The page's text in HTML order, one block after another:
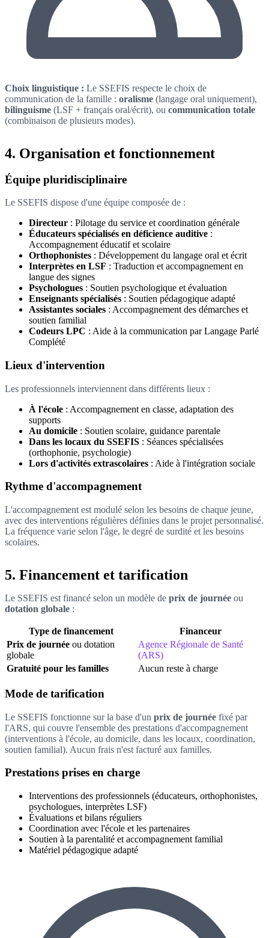
Choix linguistique : Le SSEFIS respecte le choix de
communication de la famille : oralisme (langage oral uniquement),
bilinguisme (LSF + français oral/écrit), ou communication totale
(combinaison de plusieurs modes).
4. Organisation et fonctionnement
Équipe pluridisciplinaire
Le SSEFIS dispose d'une équipe composée de :
Directeur : Pilotage du service et coordination générale
Éducateurs spécialisés en déficience auditive :
Accompagnement éducatif et scolaire
Orthophonistes : Développement du langage oral et écrit
Interprètes en LSF : Traduction et accompagnement en
langue des signes
Psychologues : Soutien psychologique et évaluation
Enseignants spécialisés : Soutien pédagogique adapté
Assistantes sociales : Accompagnement des démarches et
soutien familial
Codeurs LPC : Aide à la communication par Langage Parlé
Complété
Lieux d'intervention
Les professionnels interviennent dans différents lieux :
À l'école : Accompagnement en classe, adaptation des
supports
Au domicile : Soutien scolaire, guidance parentale
Dans les locaux du SSEFIS : Séances spécialisées
(orthophonie, psychologie)
Lors d'activités extrascolaires : Aide à l'intégration sociale
Rythme d'accompagnement
L'accompagnement est modulé selon les besoins de chaque jeune,
avec des interventions régulières définies dans le projet personnalisé.
La fréquence varie selon l'âge, le degré de surdité et les besoins
scolaires.
5. Financement et tarification
Le SSEFIS est financé selon un modèle de prix de journée ou
dotation globale :
Type de financement
Financeur
Prix de journée ou dotation
globale
Agence Régionale de Santé
(ARS)
Gratuité pour les familles
Aucun reste à charge
Mode de tarification
Le SSEFIS fonctionne sur la base d'un prix de journée fixé par
l'ARS, qui couvre l'ensemble des prestations d'accompagnement
(interventions à l'école, au domicile, dans les locaux, coordination,
soutien familial). Aucun frais n'est facturé aux familles.
Prestations prises en charge
Interventions des professionnels (éducateurs, orthophonistes,
psychologues, interprètes LSF)
Évaluations et bilans réguliers
Coordination avec l'école et les partenaires
Soutien à la parentalité et accompagnement familial
Matériel pédagogique adapté